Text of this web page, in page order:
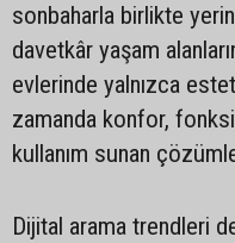
sonbaharla birlikte
davetkâr yaşam
evlerinde yalnızca
zamanda konfor,
kullanım sunan
Dijital arama trendleri